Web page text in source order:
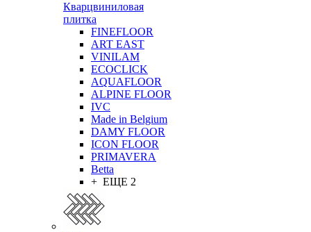
Кварцвиниловая
плитка
FINEFLOOR
ART EAST
VINILAM
ECOCLICK
AQUAFLOOR
ALPINE FLOOR
IVC
Made in Belgium
DAMY FLOOR
ICON FLOOR
PRIMAVERA
Betta
+ ЕЩЕ 2